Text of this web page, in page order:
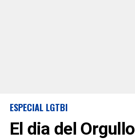
ESPECIAL LGTBI
El dia del Orgullo